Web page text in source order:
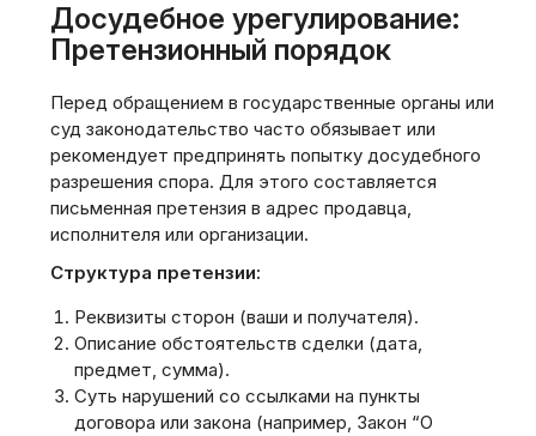
Досудебное урегулирование:
Претензионный порядок
Перед обращением в государственные органы или
суд законодательство часто обязывает или
рекомендует предпринять попытку досудебного
разрешения спора. Для этого составляется
письменная претензия в адрес продавца,
исполнителя или организации.
Структура претензии:
Реквизиты сторон (ваши и получателя).
Описание обстоятельств сделки (дата,
предмет, сумма).
Суть нарушений со ссылками на пункты
договора или закона (например, Закон “О